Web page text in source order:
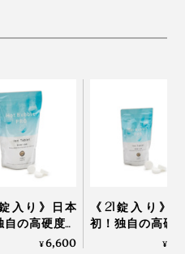
ートリッジ内のボールが劣
こともあるのでご注意くだ
入り》日本
の高硬度マ
カプセル技術
¥6,600
《21錠入り》
初！独自の高硬
イクロカプセル
¥